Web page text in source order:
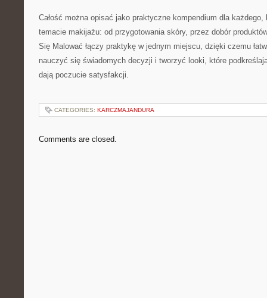
Całość można opisać jako praktyczne kompendium dla
temacie makijażu: od przygotowania skóry, przez dobór
Się Malować łączy praktykę w jednym miejscu, dzięki czemu
nauczyć się świadomych decyzji i tworzyć looki, które
dają poczucie satysfakcji.
CATEGORIES: KARCZMAJANDURA
Comments are closed.